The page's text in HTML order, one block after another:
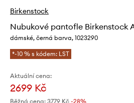
Birkenstock
Nubukové pantofle Birkenstock
dámské, černá barva, 1023290
*-10 % s kódem: LST
Aktuální cena:
2699 Kč
Běžná cena: 3779 Kč -28%